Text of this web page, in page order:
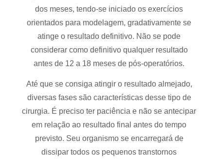
dos meses, tendo-se iniciado os exercícios
orientados para modelagem, gradativamente se
atinge o resultado definitivo. Não se pode
considerar como definitivo qualquer resultado
antes de 12 a 18 meses de pós-operatórios.
Até que se consiga atingir o resultado almejado,
diversas fases são características desse tipo de
cirurgia. É preciso ter paciência e não se antecipar
em relação ao resultado final antes do tempo
previsto. Seu organismo se encarregará de
dissipar todos os pequenos transtornos